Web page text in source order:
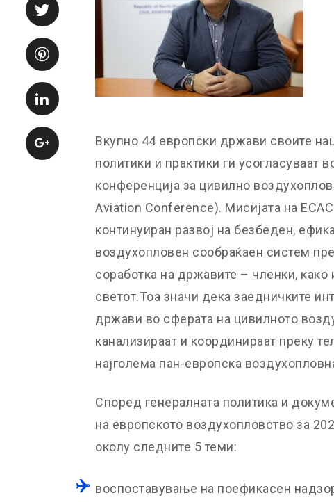
Вкупно 44 европски држави своите
политики и практики ги усогласуваат
конференција за цивилно
Aviation Conference). Мисијата на
континуиран развој на безбеден,
воздухопловен сообраќаен систем
соработка на државите – членки, како
светот.Тоа значи дека заедничките
држави во сферата на цивилното
канализираат и координираат преку
најголема пан-европска
Според генералната политика и
на европското воздухопловство за
околу следните 5 теми:
воспоставување на поефикасен